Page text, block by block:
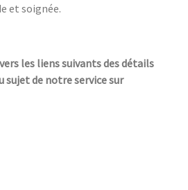
et soignée.
les liens suivants des détails
sujet de notre service sur